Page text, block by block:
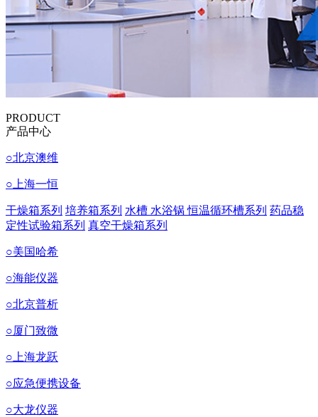
PRODUCT
产品中心
○北京澳维
○上海一恒
干燥箱系列 培养箱系列 水槽 水浴锅 恒温循环槽系列 药品稳
定性试验箱系列 真空干燥箱系列
○美国哈希
○海能仪器
○北京普析
○厦门致微
○上海龙跃
○应急便携设备
○大龙仪器